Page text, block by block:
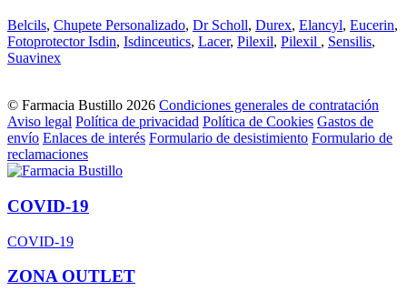
Belcils, Chupete Personalizado, Dr Scholl, Durex, Elancyl, Eucerin,
Fotoprotector Isdin, Isdinceutics, Lacer, Pilexil, Pilexil , Sensilis,
Suavinex
© Farmacia Bustillo 2026 Condiciones generales de contratación
Aviso legal Política de privacidad Política de Cookies Gastos de
envío Enlaces de interés Formulario de desistimiento Formulario de
reclamaciones
COVID-19
COVID-19
ZONA OUTLET